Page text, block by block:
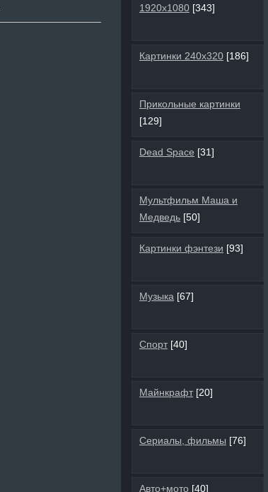
1920х1080 [343]
Картинки 240х320 [186]
Прикольные картинки
[129]
Dead Space [31]
Мультфильм Маша и
Медведь [50]
Картинки фэнтези [93]
Музыка [67]
Спорт [40]
Майнкрафт [20]
Сериалы, фильмы [76]
Авто+мото [40]